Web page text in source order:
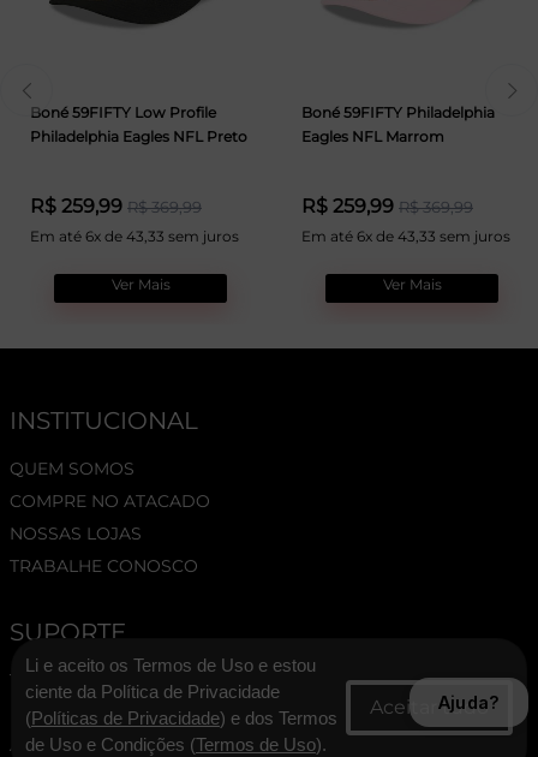
Boné 59FIFTY Low Profile
Philadelphia Eagles NFL Preto
R$ 259,99 R$ 369,99
Em até 6x de 43,33 sem juros
Ver Mais
Boné 59FIFTY Philadelphia
Eagles NFL Marrom
R$ 259,99 R$ 369,99
Em até 6x de 43,33 sem juros
Ver Mais
INSTITUCIONAL
QUEM SOMOS
COMPRE NO ATACADO
NOSSAS LOJAS
TRABALHE CONOSCO
SUPORTE
TERMOS E CONDIÇÕES
POLÍTICA DE PRIVACIDADE
ASSESSORIA DE IMPRENSA
Li e aceito os Termos de Uso e estou
ciente da Política de Privacidade
(Políticas de Privacidade) e dos Termos
de Uso e Condições (Termos de Uso).
Ajuda?